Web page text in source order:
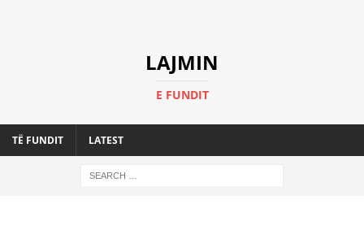
LAJMIN
E FUNDIT
TË FUNDIT LATEST